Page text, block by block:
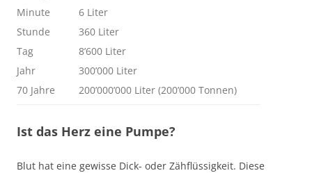
Minute
Stunde
Tag
Jahr
70 Jahre
6 Liter
360 Liter
8’600 Liter
300’000 Liter
200’000’000 Liter (200’000 Tonnen)
Ist das Herz eine Pumpe?
Blut hat eine gewisse Dick- oder Zähflüssigkeit. Diese